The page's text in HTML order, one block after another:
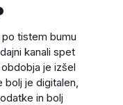
tistem bumu
kanali spet
je izšel
bolj je digitalen,
in bolj